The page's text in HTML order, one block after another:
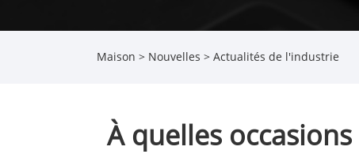
Maison > Nouvelles > Actualités de l'industrie
À quelles